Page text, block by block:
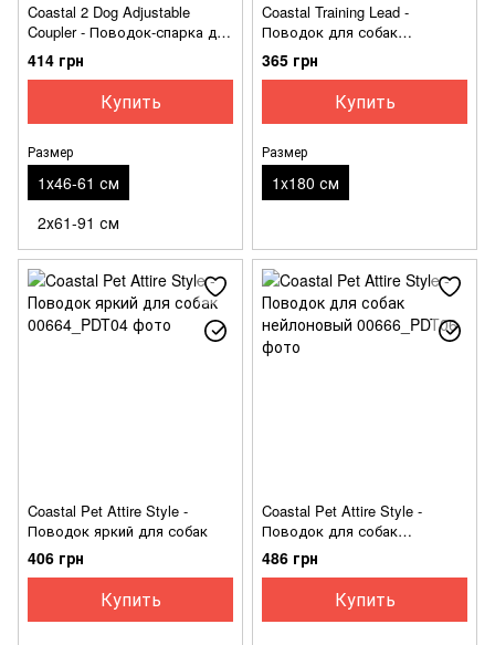
Coastal 2 Dog Adjustable
Coupler - Поводок-спарка для
двух собак нейлоновая
414 грн
Купить
Размер
1х46-61 см
2х61-91 см
Coastal Training Lead -
Поводок для собак
нейлоновый
365 грн
Купить
Размер
1x180 см
Coastal Pet Attire Style -
Поводок яркий для собак
406 грн
Купить
Coastal Pet Attire Style -
Поводок для собак
нейлоновый
486 грн
Купить